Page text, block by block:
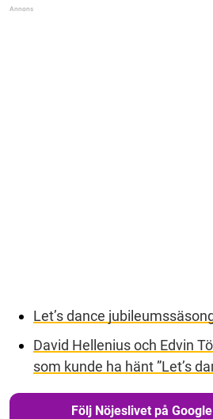
Let’s dance
David Hellenius och Edvin
som kunde ha hänt ”Let’s
Följ Nöjeslivet på